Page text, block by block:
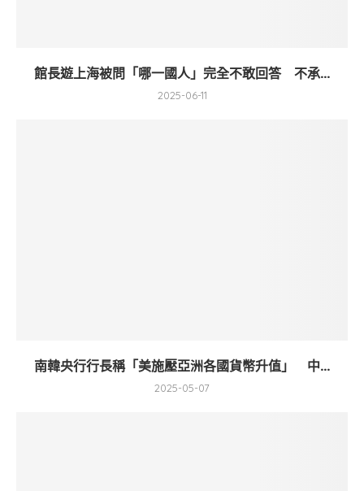
館長遊上海被問「哪一國人」完全不敢回答 不承...
2025-06-11
南韓央行行長稱「美施壓亞洲各國貨幣升值」 中...
2025-05-07